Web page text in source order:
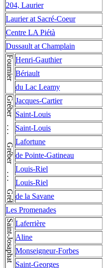
204, Laurier
Laurier at Sacré-Coeur
Centre LA Piétà
Dussault at Champlain
Fournier Henri-Gauthier
Bériault
du Lac Leamy
Gréber . . . Gréber . . . Gréber . . . GréberJacques-Cartier
Saint-Louis
Saint-Louis
Lafortune
de Pointe-Gatineau
Louis-Riel
Louis-Riel
de la Savane
Les Promenades
Saint-Josaphat Laferrière
Aline
Monseigneur-Forbes
Saint-Georges